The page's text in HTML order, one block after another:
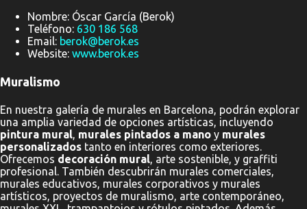
Nombre: Óscar García (Berok)
Teléfono: 630 186 568
Email: berok@berok.es
Website: www.berok.es
Muralismo
En nuestra galería de murales en Barcelona, podrán explorar
una amplia variedad de opciones artísticas, incluyendo
pintura mural, murales pintados a mano y murales
personalizados tanto en interiores como exteriores.
Ofrecemos decoración mural, arte sostenible, y graffiti
profesional. También descubrirán murales comerciales,
murales educativos, murales corporativos y murales
artísticos, proyectos de muralismo, arte contemporáneo,